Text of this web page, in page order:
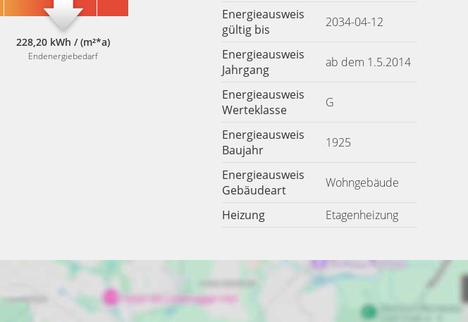
228,20 kWh / (m²*a)
Endenergiebedarf
Energieausweis
gültig bis
2034-04-12
Energieausweis
Jahrgang
ab dem 1.5.2014
Energieausweis
Werteklasse
G
Energieausweis
Baujahr
1925
Energieausweis
Gebäudeart
Wohngebäude
Heizung Etagenheizung